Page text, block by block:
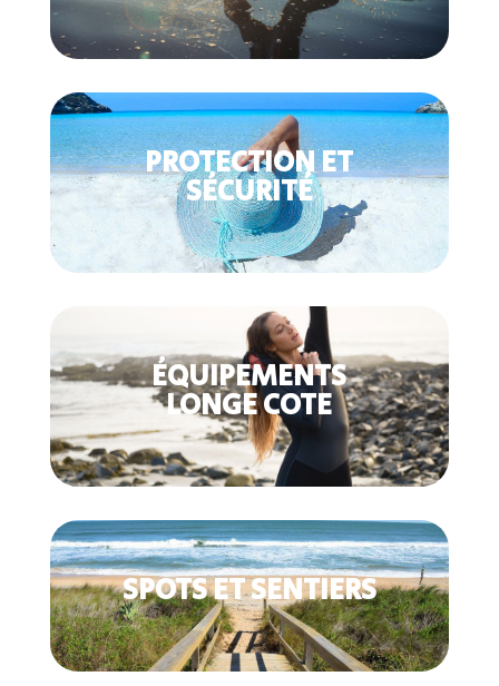
PROTECTION ET
SÉCURITÉ
ÉQUIPEMENTS
LONGE COTE
SPOTS ET SENTIERS